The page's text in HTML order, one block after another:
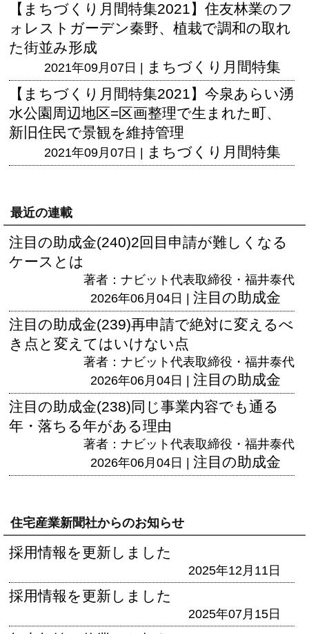
【まちづくり月間特集2021】住友林業のフ
ォレストガーデン秦野、植栽で調和の取れ
た街並み形成
2021年09月07日 |
まちづくり月間特集
【まちづくり月間特集2021】今泉あらい湧
水公園周辺地区=区画整理で生まれた町、
新旧住民で景観を維持管理
2021年09月07日 | まちづくり月間特集
最近の連載
注目の助成金(240)2回目申請が難しくなる
ケースとは
著者：ナビット代表取締役・福井泰代
2026年06月04日 | 注目の助成金
注目の助成金(239)再申請で絶対に変えるべ
き点と変えてはいけない点
著者：ナビット代表取締役・福井泰代
2026年06月04日 | 注目の助成金
注目の助成金(238)同じ事業内容でも通る
年・落ちる年がある理由
著者：ナビット代表取締役・福井泰代
2026年06月04日 | 注目の助成金
住宅産業新聞社からのお知らせ
採用情報を更新しました
2025年12月11日
採用情報を更新しました
2025年07月15日